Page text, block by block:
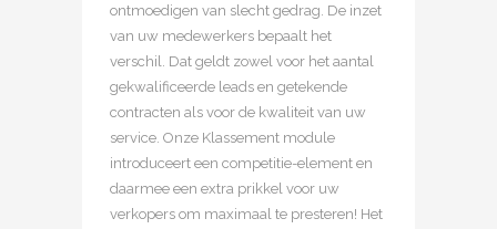
ontmoedigen van slecht gedrag. De inzet
van uw medewerkers bepaalt het
verschil. Dat geldt zowel voor het aantal
gekwalificeerde leads en getekende
contracten als voor de kwaliteit van uw
service. Onze Klassement module
introduceert een competitie-element en
daarmee een extra prikkel voor uw
verkopers om maximaal te presteren! Het